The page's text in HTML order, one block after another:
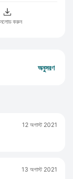
করুন
অনুসরণ
12 অগাস্ট 2021
13 অগাস্ট 2021